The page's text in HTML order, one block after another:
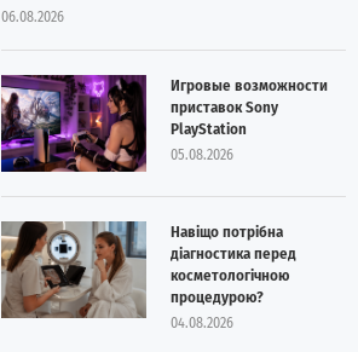
06.08.2026
Игровые возможности
приставок Sony
PlayStation
05.08.2026
Навіщо потрібна
діагностика перед
косметологічною
процедурою?
04.08.2026